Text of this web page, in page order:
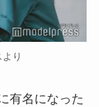
り
有名になった